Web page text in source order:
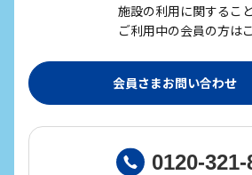
施設の利用に関するこ
ご利用中の会員の方は
会員さまお問い合わせ
0120-321-